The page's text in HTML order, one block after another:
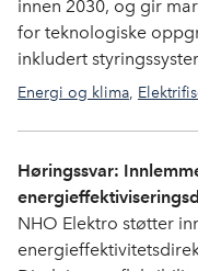
innen 2030, og gir
for teknologiske
inkludert
Energi og klima,
Høringssvar:
NHO Elektro støtter